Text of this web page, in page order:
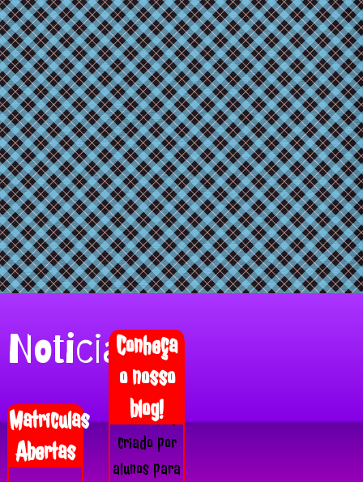
Noticias
Matriculas
Abertas
Conheça
o nosso
blog!
O Gory
Gazette é o
nosso blog
criado por
alunos para